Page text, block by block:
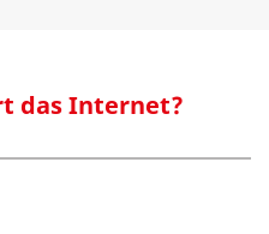
das Internet?